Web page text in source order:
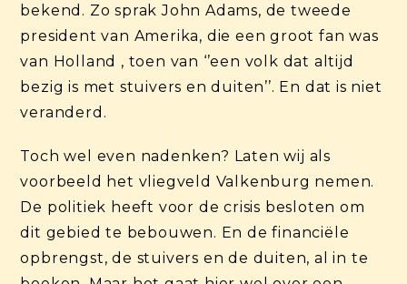
bekend. Zo sprak John Adams, de tweede
president van Amerika, die een groot fan was
van Holland , toen van ‘’een volk dat altijd
bezig is met stuivers en duiten’’. En dat is niet
veranderd.
Toch wel even nadenken? Laten wij als
voorbeeld het vliegveld Valkenburg nemen.
De politiek heeft voor de crisis besloten om
dit gebied te bebouwen. En de financiële
opbrengst, de stuivers en de duiten, al in te